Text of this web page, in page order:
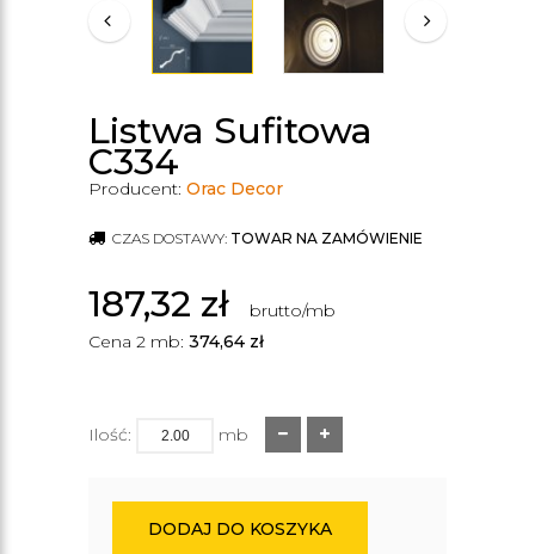
Listwa Sufitowa
C334
Producent: Orac Decor
CZAS DOSTAWY: TOWAR NA ZAMÓWIENIE
187,32 zł
brutto/mb
Cena 2 mb: 374,64 zł
Ilość: mb
DODAJ DO KOSZYKA